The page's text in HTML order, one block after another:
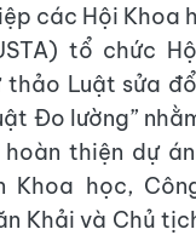
các Hội Khoa
tổ chức
thảo Luật sửa
Đo lường”
thiện dự
Khoa học,
Khải và Chủ